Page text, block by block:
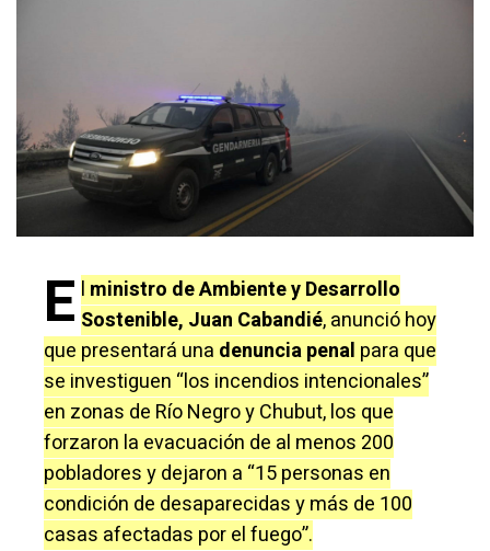
E l ministro de Ambiente y Desarrollo
Sostenible, Juan Cabandié, anunció hoy
que presentará una denuncia penal para que
se investiguen “los incendios intencionales”
en zonas de Río Negro y Chubut, los que
forzaron la evacuación de al menos 200
pobladores y dejaron a “15 personas en
condición de desaparecidas y más de 100
casas afectadas por el fuego”.